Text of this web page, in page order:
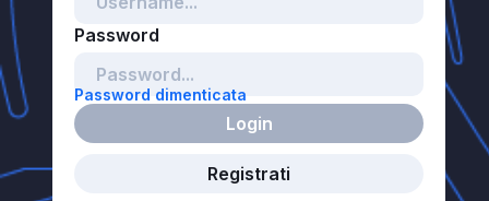
Password dimenticata
Login
Registrati